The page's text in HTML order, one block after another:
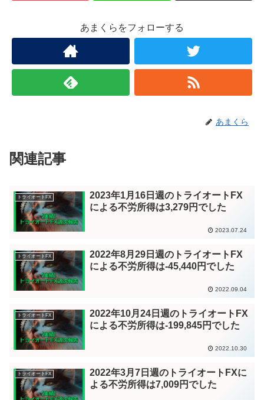
あまくらをフォローする
あまくら
関連記事
トライオートFX
2023年1月16日週のトライオートFX
による不労所得は3,279円でした
2023.07.24
トライオートFX
2022年8月29日週のトライオートFX
による不労所得は-45,440円でした
2022.09.04
トライオートFX
2022年10月24日週のトライオートFX
による不労所得は-199,845円でした
2022.10.30
トライオートFX
2022年3月7日週のトライオートFXに
よる不労所得は7,009円でした